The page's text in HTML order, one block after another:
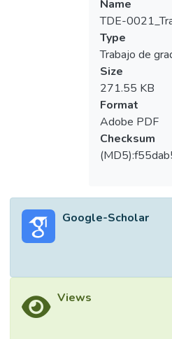
Name
TDE-
Type
Trabajo de
Size
271.55 KB
Format
Adobe PDF
Checksum
Google-Scholar
Views